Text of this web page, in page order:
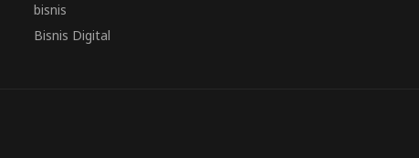
bisnis
Bisnis Digital